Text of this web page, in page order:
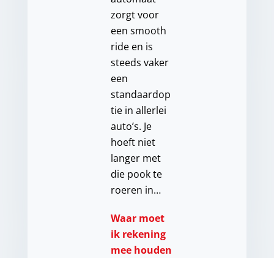
zorgt voor
een smooth
ride en is
steeds vaker
een
standaardop
tie in allerlei
auto’s. Je
hoeft niet
langer met
die pook te
roeren in…
Waar moet
ik rekening
mee houden